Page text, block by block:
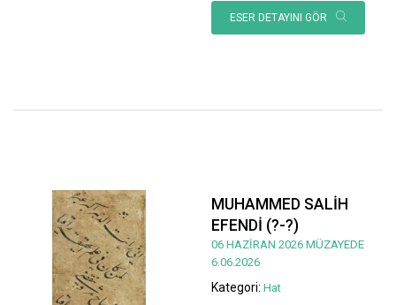
ESER DETAYINI GÖR
MUHAMMED SALİH
EFENDİ (?-?)
06 HAZİRAN 2026 MÜZAYEDE
6.06.2026
Kategori: Hat